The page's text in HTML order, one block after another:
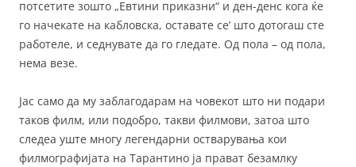
потсетите зошто „Евтини приказни“ и ден-денс кога ќе
го начекате на кабловска, оставате се’ што дотогаш сте
работеле, и седнувате да го гледате. Од пола – од пола,
нема везе.
Јас само да му заблагодарам на човекот што ни подари
таков филм, или подобро, такви филмови, затоа што
следеа уште многу легендарни остварувања кои
филмографијата на Тарантино ја прават безамлку